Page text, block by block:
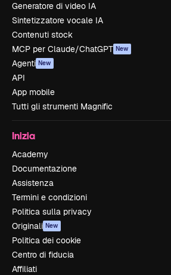
Generatore di video IA
Sintetizzatore vocale IA
Contenuti stock
MCP per Claude/ChatGPT New
Agenti New
API
App mobile
Tutti gli strumenti Magnific
Inizia
Academy
Documentazione
Assistenza
Termini e condizioni
Politica sulla privacy
Originali New
Politica dei cookie
Centro di fiducia
Affiliati